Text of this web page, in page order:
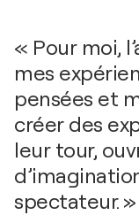
« Pour moi,
mes
pensées et
créer des
leur tour,
spectateur. »